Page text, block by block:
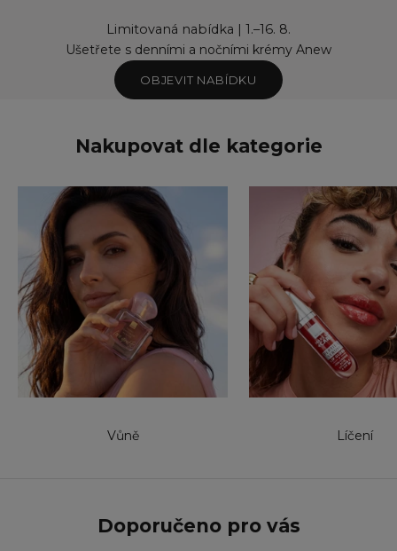
Limitovaná nabídka | 1.–16. 8.
Ušetřete s denními a nočními krémy Anew
OBJEVIT NABÍDKU
Nakupovat dle kategorie
Vůně Líčení
Doporučeno pro vás